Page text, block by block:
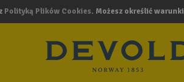
Polityką Plików Cookies. Możesz określić